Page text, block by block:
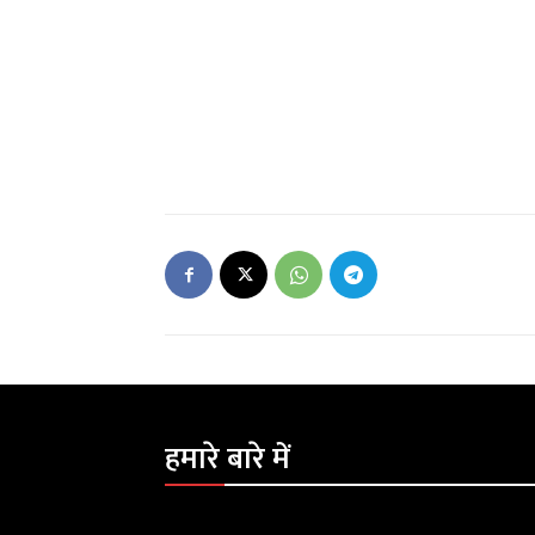
हमारे बारे में